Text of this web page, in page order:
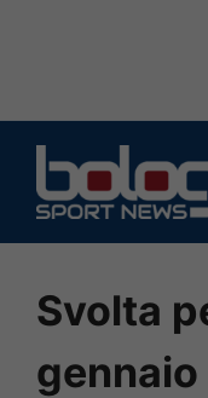
contenuto
Svolta
gennaio